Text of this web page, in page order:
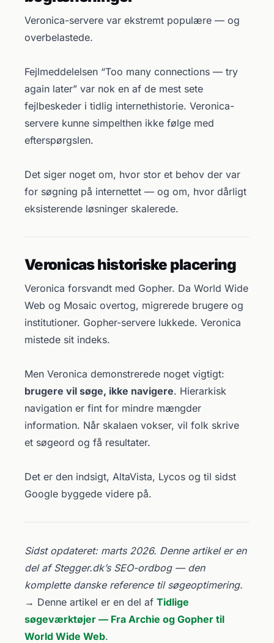
Veronica-servere var ekstremt populære — og
overbelastede.
Fejlmeddelelsen “Too many connections — try
again later” var nok en af de mest sete
fejlbeskeder i tidlig internethistorie. Veronica-
servere kunne simpelthen ikke følge med
efterspørgslen.
Det siger noget om, hvor stor et behov der var
for søgning på internettet — og om, hvor dårligt
eksisterende løsninger skalerede.
Veronicas historiske placering
Veronica forsvandt med Gopher. Da World Wide
Web og Mosaic overtog, migrerede brugere og
institutioner. Gopher-servere lukkede. Veronica
mistede sit indeks.
Men Veronica demonstrerede noget vigtigt:
brugere vil søge, ikke navigere. Hierarkisk
navigation er fint for mindre mængder
information. Når skalaen vokser, vil folk skrive
et søgeord og få resultater.
Det er den indsigt, AltaVista, Lycos og til sidst
Google byggede videre på.
Sidst opdateret: marts 2026. Denne artikel er en
del af Stegger.dk’s SEO-ordbog — den
komplette danske reference til søgeoptimering.
→ Denne artikel er en del af Tidlige
søgeværktøjer — Fra Archie og Gopher til
World Wide Web.